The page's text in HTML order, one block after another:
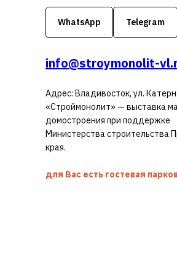
info@stroymonolit-
Адрес: Владивосток, ул.
«Строймонолит» — выставка
домостроения при поддержке
Министерства строительства
края.
для Вас есть гостевая
WhatsApp Telegram